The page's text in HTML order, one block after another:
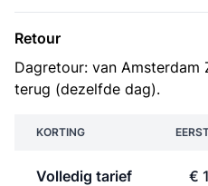
Retour
Dagretour: van Amsterdam
terug (dezelfde dag).
KORTING
Volledig tarief €